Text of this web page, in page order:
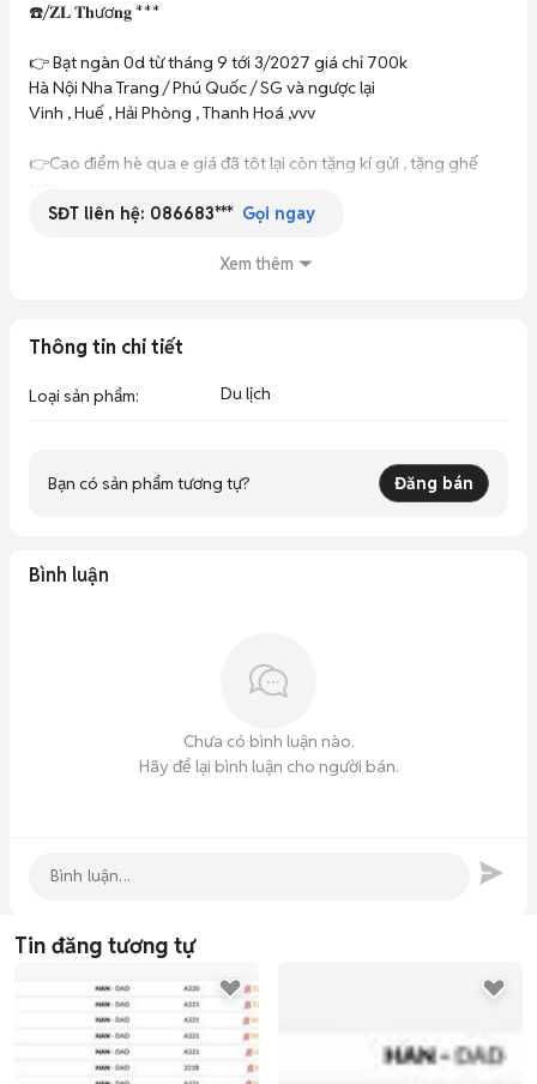
☎️/𝐙𝐋 𝐓𝐡ươ𝐧𝐠 ***
👉 Bạt ngàn 0d từ tháng 9 tới 3/2027 giá chỉ 700k
Hà Nội Nha Trang / Phú Quốc / SG và ngược lại
Vinh , Huế , Hải Phòng , Thanh Hoá ,vvv
👉Cao điểm hè qua e giá đã tôt lại còn tặng kí gửi , tặng ghế
👉Hỗ trợ sau xuất mọi lúc kh cần
Lịch bay có rồi ib em Thương tv thoải mái nhé ạ 🥰
SĐT liên hệ: 086683*** Gọi ngay
Xem thêm
Thông tin chi tiết
Loại sản phẩm: Du lịch
Bạn có sản phẩm tương tự? Đăng bán
Bình luận
Chưa có bình luận nào.
Hãy để lại bình luận cho người bán.
Tin đăng tương tự